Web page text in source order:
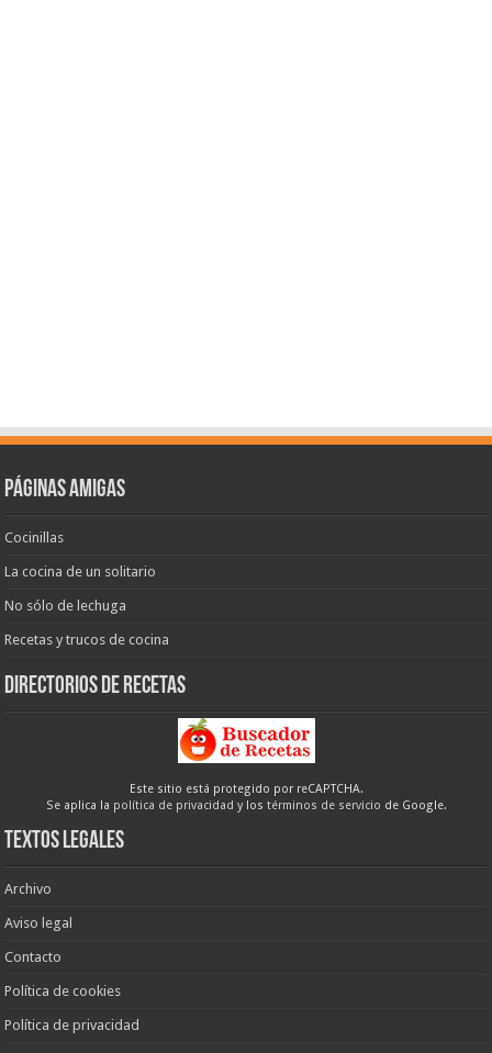
Páginas amigas
Cocinillas
La cocina de un solitario
No sólo de lechuga
Recetas y trucos de cocina
Directorios de recetas
Este sitio está protegido por reCAPTCHA.
Se aplica la política de privacidad y los términos de servicio de Google.
Textos legales
Archivo
Aviso legal
Contacto
Política de cookies
Política de privacidad